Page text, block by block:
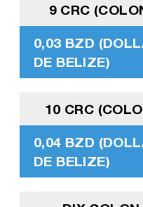
9 CRC
0,03 BZD
DE BELIZE)
10 CRC
0,04 BZD
DE BELIZE)